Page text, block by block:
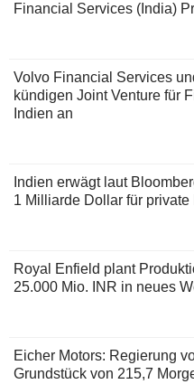
Financial Services (India)
Volvo Financial Services
kündigen Joint Venture für
Indien an
Indien erwägt laut
1 Milliarde Dollar für
Royal Enfield plant
25.000 Mio. INR in neues
Eicher Motors: Regierung
Grundstück von 215,7